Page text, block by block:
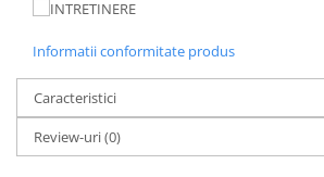
Informatii conformitate produs
Caracteristici
Review-uri(0)